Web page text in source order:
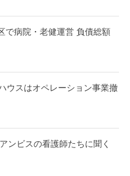
病院・老健運営 負債総額
ウスはオペレーション事業撤
ンビスの看護師たちに聞く